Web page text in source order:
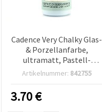
Cadence Very Chalky Glas-
& Porzellanfarbe,
ultramatt, Pastell-
Babyblau, für Basteln, DIY
Artikelnummer: 842755
3.70€